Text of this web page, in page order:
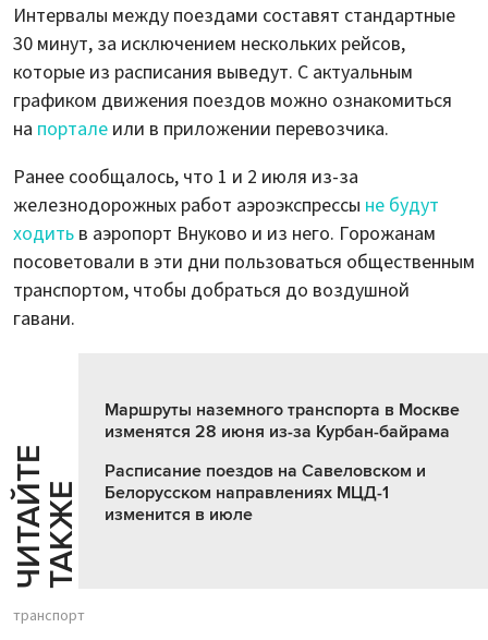
Интервалы между поездами составят стандартные
30 минут, за исключением нескольких рейсов,
которые из расписания выведут. С актуальным
графиком движения поездов можно ознакомиться
на портале или в приложении перевозчика.
Ранее сообщалось, что 1 и 2 июля из-за
железнодорожных работ аэроэкспрессы не будут
ходить в аэропорт Внуково и из него. Горожанам
посоветовали в эти дни пользоваться общественным
транспортом, чтобы добраться до воздушной
гавани.
Ч
И
Т
АЙ
Т
Е
Т
А
К
ЖЕ
Маршруты наземного транспорта в Москве
изменятся 28 июня из-за Курбан-байрама
Расписание поездов на Савеловском и
Белорусском направлениях МЦД-1
изменится в июле
транспорт